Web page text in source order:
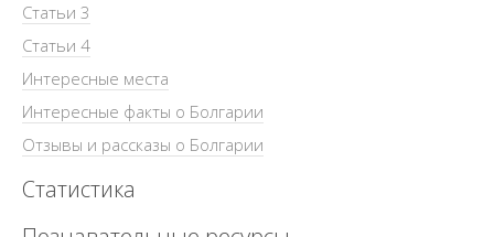
Статьи 3
Статьи 4
Интересные места
Интересные факты о Болгарии
Отзывы и рассказы о Болгарии
Статистика